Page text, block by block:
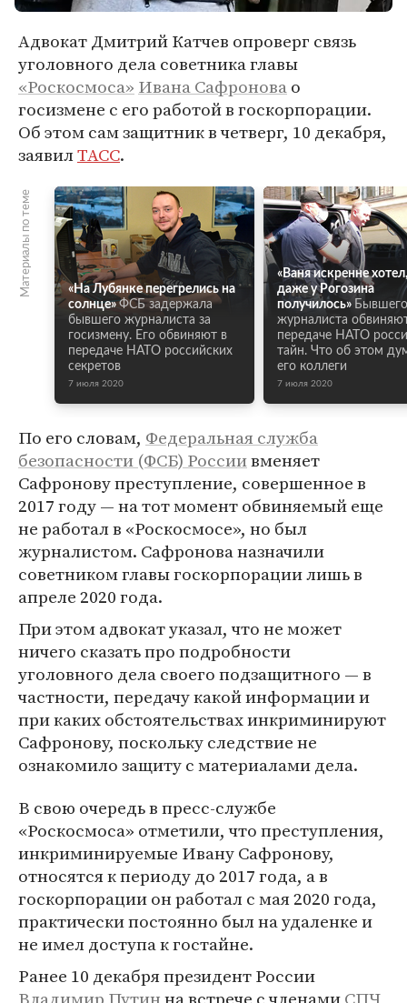
Адвокат Дмитрий Катчев опроверг связь
уголовного дела советника главы
«Роскосмоса» Ивана Сафроновао
госизмене с его работой в госкорпорации.
Об этом сам защитник в четверг, 10 декабря,
заявилТАСС.
Материалы по теме
«На Лубянке перегрелись на
солнце» ФСБ задержала
бывшего журналиста за
госизмену. Его обвиняют в
передаче НАТО российских
секретов
7 июля 2020
«Ваня искренне
даже у Рогозина
получилось» Бывшего
журналиста
передаче НАТО
тайн. Что об этом
его коллеги
7 июля 2020
По его словам, Федеральная служба
безопасности (ФСБ) Россиивменяет
Сафронову преступление, совершенное в
2017 году — на тот момент обвиняемый еще
не работал в «Роскосмосе», но был
журналистом. Сафронова назначили
советником главы госкорпорации лишь в
апреле 2020 года.
При этом адвокат указал, что не может
ничего сказать про подробности
уголовного дела своего подзащитного — в
частности, передачу какой информации и
при каких обстоятельствах инкриминируют
Сафронову, поскольку следствие не
ознакомило защиту с материалами дела.
В свою очередь в пресс-службе
«Роскосмоса» отметили, что преступления,
инкриминируемые Ивану Сафронову,
относятся к периоду до 2017 года, а в
госкорпорации он работал с мая 2020 года,
практически постоянно был на удаленке и
не имел доступа к гостайне.
Ранее 10 декабря президент России